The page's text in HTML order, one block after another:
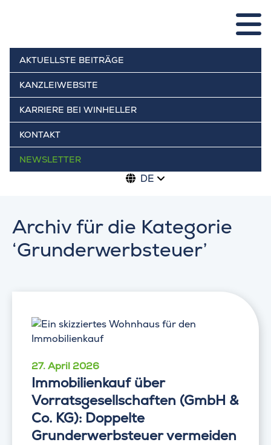
AKTUELLSTE BEITRÄGE
KANZLEIWEBSITE
KARRIERE BEI WINHELLER
KONTAKT
NEWSLETTER
DE
Archiv für die Kategorie
‘Grunderwerbsteuer’
27. April 2026
Immobilienkauf über
Vorratsgesellschaften (GmbH &
Co. KG): Doppelte
Grunderwerbsteuer vermeiden